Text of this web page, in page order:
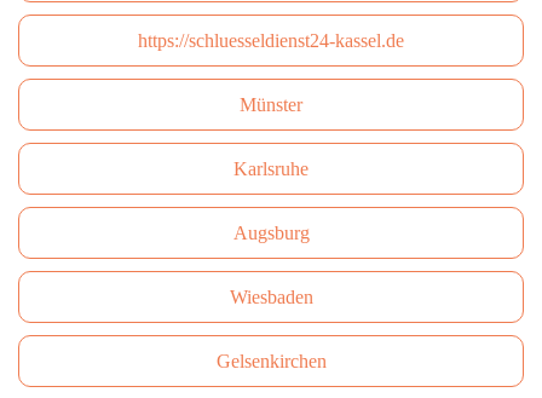
https://schluesseldienst24-kassel.de
Münster
Karlsruhe
Augsburg
Wiesbaden
Gelsenkirchen